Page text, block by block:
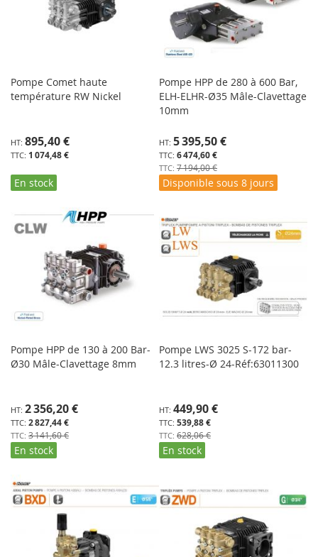
Pompe Comet haute
température RW Nickel
1 074,48 €
895,40 €
En stock
Pompe HPP de 280 à 600 Bar,
ELH-ELHR-Ø35 Mâle-Clavettage
10mm
Spécial6 474,60 €
5 395,50 €
7 194,00 €
Disponible sous 8 jours
Pompe HPP de 130 à 200 Bar-
Ø30 Mâle-Clavettage 8mm
Spécial2 827,44 €
2 356,20 €
3 141,60 €
En stock
Pompe LWS 3025 S-172 bar-
12.3 litres-Ø 24-Réf:63011300
Spécial539,88 €
449,90 €
628,06 €
En stock